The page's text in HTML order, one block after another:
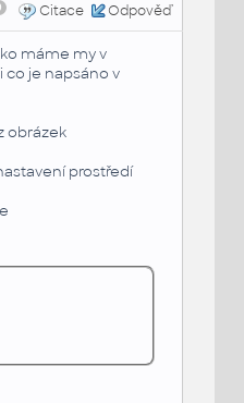
Citace Odpověď
máme my v
co je napsáno v
obrázek
prostředí